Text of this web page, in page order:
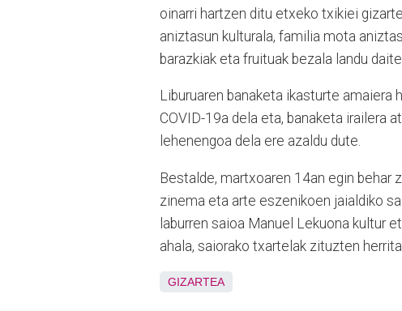
oinarri hartzen ditu etxeko txikiei
aniztasun kulturala, familia mota
barazkiak eta fruituak bezala landu
Liburuaren banaketa ikasturte amaiera
COVID-19a dela eta, banaketa irailera
lehenengoa dela ere azaldu dute.
Bestalde, martxoaren 14an egin behar
zinema eta arte eszenikoen jaialdiko
laburren saioa Manuel Lekuona kultur
ahala, saiorako txartelak zituzten
GIZARTEA